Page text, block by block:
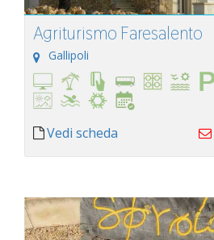
Agriturismo Faresalento
Gallipoli
Vedi scheda